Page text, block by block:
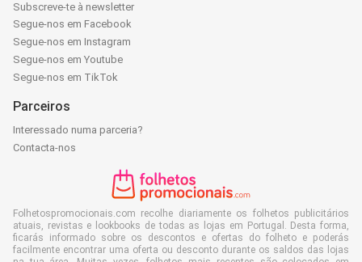
Subscreve-te à newsletter
Segue-nos em Facebook
Segue-nos em Instagram
Segue-nos em Youtube
Segue-nos em TikTok
Parceiros
Interessado numa parceria?
Contacta-nos
Folhetospromocionais.com recolhe diariamente os folhetos publicitários
atuais, revistas e lookbooks de todas as lojas em Portugal. Desta forma,
ficarás informado sobre os descontos e ofertas do folheto e poderás
facilmente encontrar uma oferta ou desconto durante os saldos das lojas